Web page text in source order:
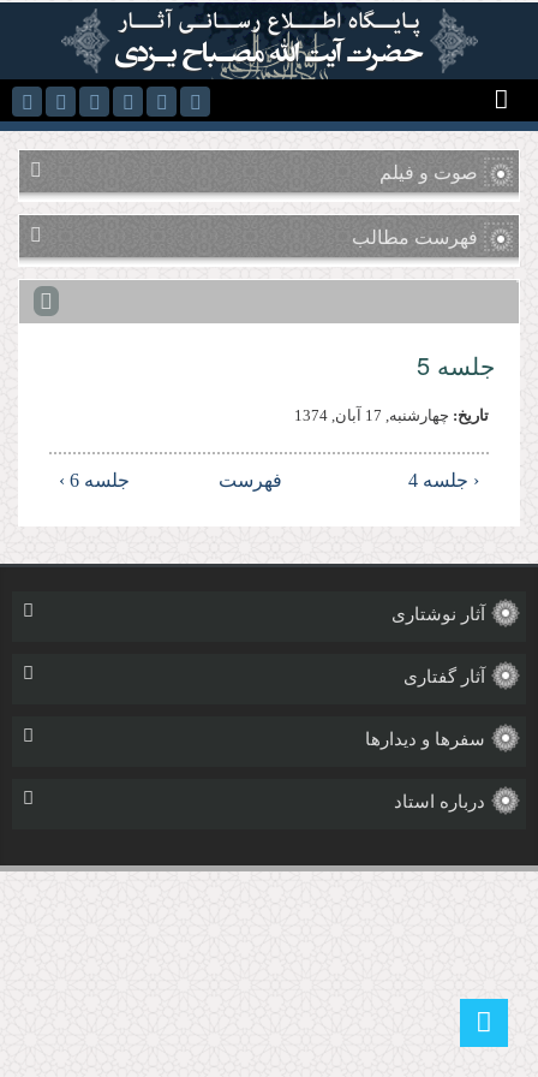
رفتن به محتوای اصلی
صوت و فیلم
فهرست مطالب
جلسه 5
تاریخ: چهارشنبه, 17 آبان, 1374
‹ جلسه 4 فهرست جلسه 6 ›
آثار نوشتاری
آثار گفتاری
سفرها و دیدارها
درباره استاد